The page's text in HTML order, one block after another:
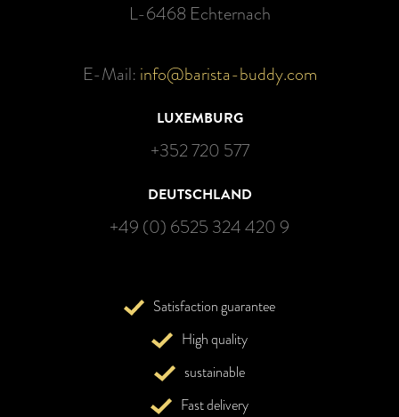
L-6468 Echternach
E-Mail: info@barista-buddy.com
LUXEMBURG
+352 720 577
DEUTSCHLAND
+49 (0) 6525 324 420 9
Satisfaction guarantee
High quality
sustainable
Fast delivery